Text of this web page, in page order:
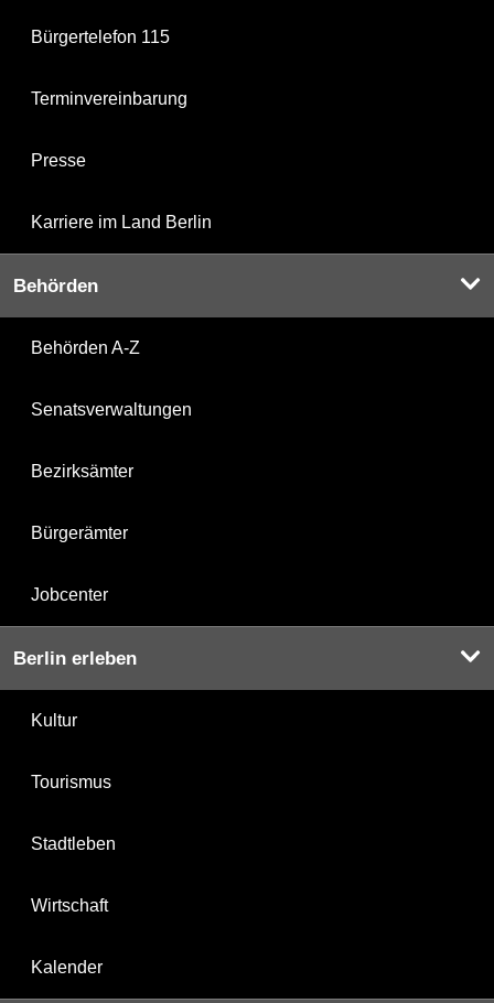
Bürgertelefon 115
Terminvereinbarung
Presse
Karriere im Land Berlin
Behörden
Behörden A-Z
Senatsverwaltungen
Bezirksämter
Bürgerämter
Jobcenter
Berlin erleben
Kultur
Tourismus
Stadtleben
Wirtschaft
Kalender